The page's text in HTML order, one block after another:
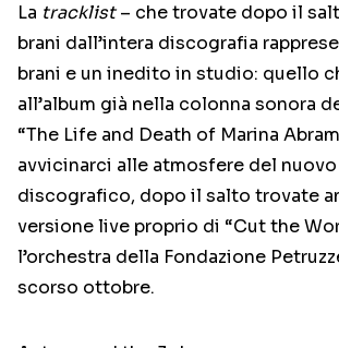
La tracklist– che trovate dopo il
brani dall’intera discografia
brani e un inedito in studio: quello
all’album già nella colonna sonora
“The Life and Death of Marina
avvicinarci alle atmosfere del
discografico, dopo il salto trovate
versione live proprio di “Cut the
l’orchestra della Fondazione
scorso ottobre.